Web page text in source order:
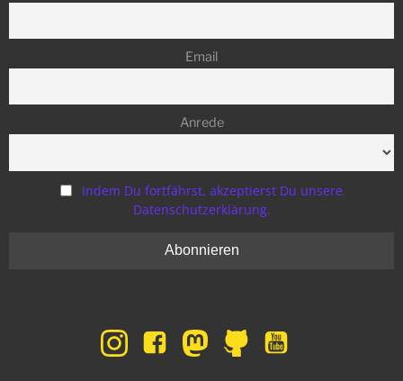
Email
Anrede
Indem Du fortfährst, akzeptierst Du unsere
Datenschutzerklärung.